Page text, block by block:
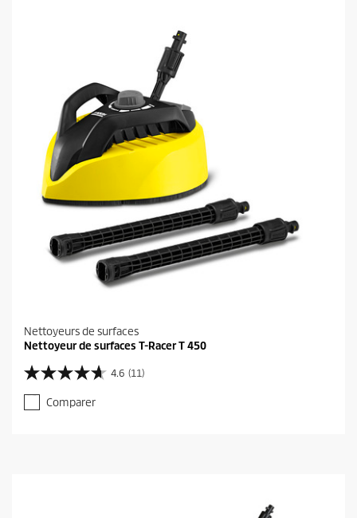
Nettoyeurs de surfaces
Nettoyeur de surfaces T-Racer T 450
4.6 (11)
4
.
6
Comparer